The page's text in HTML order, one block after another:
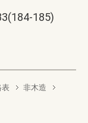
185)
表 非木造